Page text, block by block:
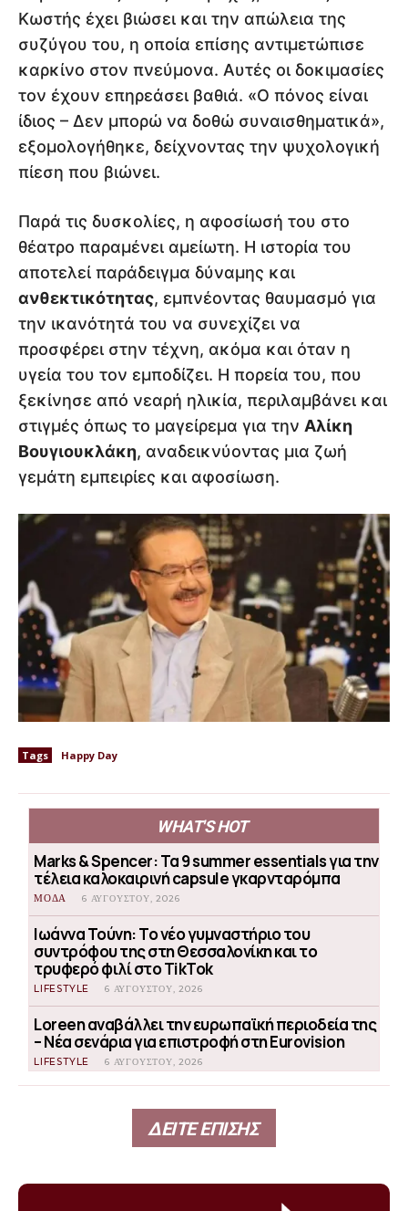
Κωστής έχει βιώσει και την απώλεια της
συζύγου του, η οποία επίσης αντιμετώπισε
καρκίνο στον πνεύμονα. Αυτές οι δοκιμασίες
τον έχουν επηρεάσει βαθιά. «Ο πόνος είναι
ίδιος – Δεν μπορώ να δοθώ συναισθηματικά»,
εξομολογήθηκε, δείχνοντας την ψυχολογική
πίεση που βιώνει.
Παρά τις δυσκολίες, η αφοσίωσή του στο
θέατρο παραμένει αμείωτη. Η ιστορία του
αποτελεί παράδειγμα δύναμης και
ανθεκτικότητας, εμπνέοντας θαυμασμό για
την ικανότητά του να συνεχίζει να
προσφέρει στην τέχνη, ακόμα και όταν η
υγεία του τον εμποδίζει. Η πορεία του, που
ξεκίνησε από νεαρή ηλικία, περιλαμβάνει και
στιγμές όπως το μαγείρεμα για την Αλίκη
Βουγιουκλάκη, αναδεικνύοντας μια ζωή
γεμάτη εμπειρίες και αφοσίωση.
Tags Happy Day
WHAT'S HOT
Marks & Spencer: Τα 9 summer essentials για την
τέλεια καλοκαιρινή capsule γκαρνταρόμπα
ΜΟΔΑ 6 ΑΥΓΟΎΣΤΟΥ, 2026
Ιωάννα Τούνη: Το νέο γυμναστήριο του
συντρόφου της στη Θεσσαλονίκη και το
τρυφερό φιλί στο TikTok
LIFESTYLE 6 ΑΥΓΟΎΣΤΟΥ, 2026
Loreen αναβάλλει την ευρωπαϊκή περιοδεία της
– Νέα σενάρια για επιστροφή στη Eurovision
LIFESTYLE 6 ΑΥΓΟΎΣΤΟΥ, 2026
ΔΕΙΤΕ ΕΠΙΣΗΣ